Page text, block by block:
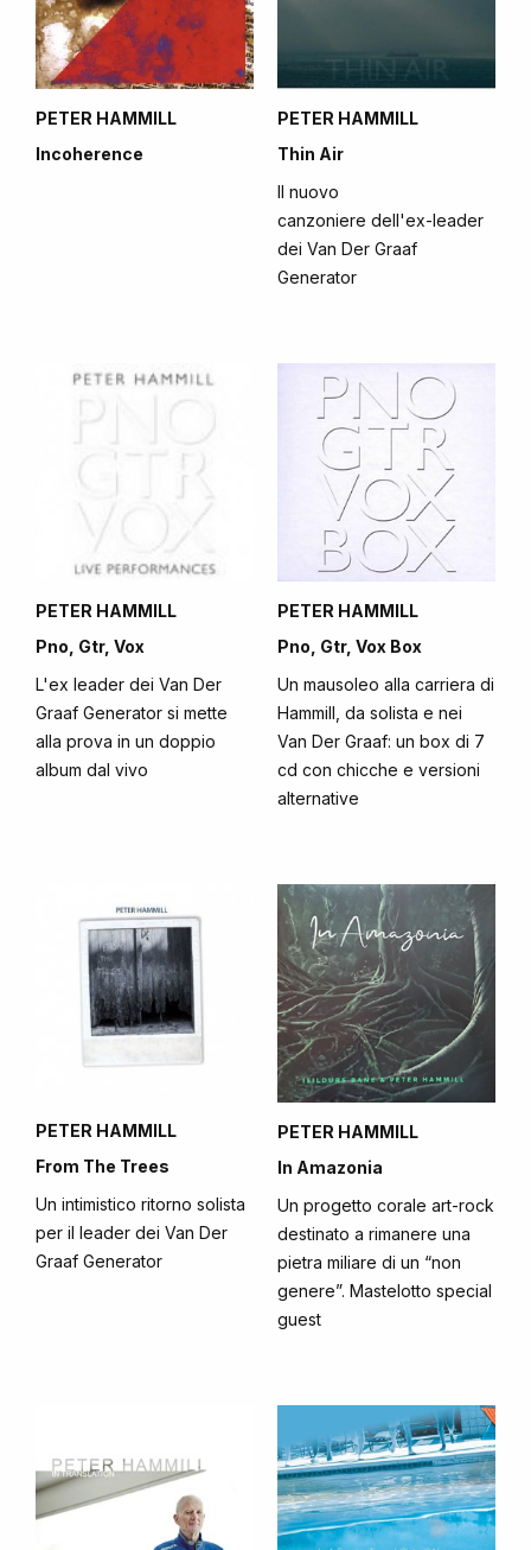
PETER HAMMILL
Incoherence
PETER HAMMILL
Thin Air
Il nuovo
canzoniere dell'ex-leader
dei Van Der Graaf
Generator
PETER HAMMILL
Pno, Gtr, Vox
L'ex leader dei Van Der
Graaf Generator si mette
alla prova in un doppio
album dal vivo
PETER HAMMILL
Pno, Gtr, Vox Box
Un mausoleo alla carriera di
Hammill, da solista e nei
Van Der Graaf: un box di 7
cd con chicche e versioni
alternative
PETER HAMMILL
From The Trees
Un intimistico ritorno solista
per il leader dei Van Der
Graaf Generator
PETER HAMMILL
In Amazonia
Un progetto corale art-rock
destinato a rimanere una
pietra miliare di un “non
genere”. Mastelotto special
guest